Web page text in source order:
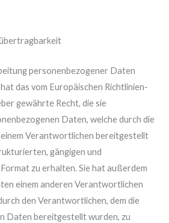
personenbezogener Daten
das vom Europäischen Richtlinien-
gewährte Recht, die sie
Daten, welche durch die
Verantwortlichen bereitgestellt
gängigen und
zu erhalten. Sie hat außerdem
einem anderen Verantwortlichen
den Verantwortlichen, dem die
Daten bereitgestellt wurden, zu